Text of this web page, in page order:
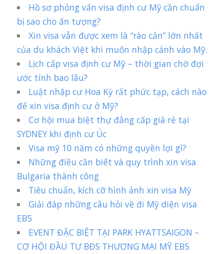
Hồ sơ phỏng vấn visa định cư Mỹ cần chuẩn
bị sao cho ấn tượng?
Xin visa vẫn được xem là “rào cản” lớn nhất
của du khách Việt khi muốn nhập cảnh vào Mỹ.
Lịch cấp visa định cư Mỹ – thời gian chờ đợi
ước tính bao lâu?
Luật nhập cư Hoa Kỳ rất phức tạp, cách nào
để xin visa định cư ở Mỹ?
Cơ hội mua biệt thự đẳng cấp giá rẻ tại
SYDNEY khi định cư Úc
Visa mỹ 10 năm có những quyền lợi gì?
Những điều cần biết và quy trình xin visa
Bulgaria thành công
Tiêu chuẩn, kích cỡ hình ảnh xin visa Mỹ
Giải đáp những câu hỏi về đi Mỹ diện visa
EB5
EVENT ĐẶC BIỆT TẠI PARK HYATTSAIGON –
CƠ HỘI ĐẦU TƯ BĐS THƯƠNG MẠI MỸ EB5